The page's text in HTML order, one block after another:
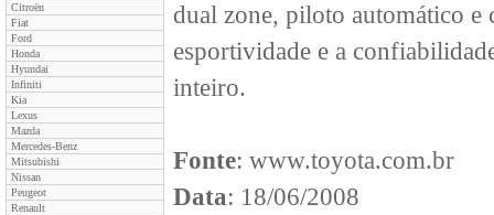
Citroën
Fiat
Ford
Honda
Hyundai
Infiniti
Kia
Lexus
Mazda
Mercedes-Benz
Mitsubishi
Nissan
Peugeot
Renault
dual zone, piloto automático e
esportividade e a
inteiro.
Fonte: www.toyota.com.br
Data: 18/06/2008